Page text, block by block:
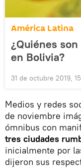
América Latina
¿Quiénes
en Bolivia?
31 de octubre 2019,
Medios y redes
de noviembre
ómnibus con
tres ciudades
inicialmente por
dijeron sus